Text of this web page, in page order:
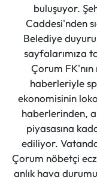
buluşuyor.
Caddesi'nden
Belediye
sayfalarımıza
Çorum
haberleriyle
ekonomisinin
haberlerinden,
piyasasına
ediliyor.
Çorum nöbetçi
anlık hava